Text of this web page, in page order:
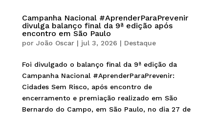
Campanha Nacional #AprenderParaPrevenir
divulga balanço final da 9ª edição após
encontro em São Paulo
por João Oscar| jul 3, 2026 | Destaque
Foi divulgado o balanço final da 9ª edição da
Campanha Nacional #AprenderParaPrevenir:
Cidades Sem Risco, após encontro de
encerramento e premiação realizado em São
Bernardo do Campo, em São Paulo, no dia 27 de